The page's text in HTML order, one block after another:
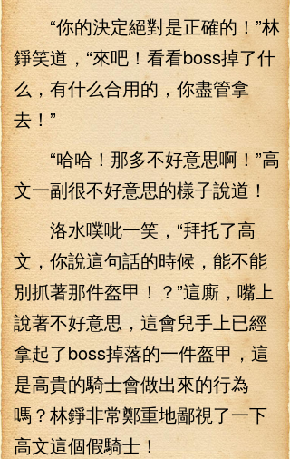
“你的決定絕對是正確的！”林
錚笑道，“來吧！看看boss掉了什
么，有什么合用的，你盡管拿
去！”
“哈哈！那多不好意思啊！”高
文一副很不好意思的樣子說道！
洛水噗呲一笑，“拜托了高
文，你說這句話的時候，能不能
別抓著那件盔甲！？”這廝，嘴上
說著不好意思，這會兒手上已經
拿起了boss掉落的一件盔甲，這
是高貴的騎士會做出來的行為
嗎？林錚非常鄭重地鄙視了一下
高文這個假騎士！